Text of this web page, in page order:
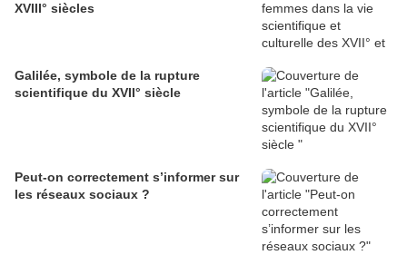
XVIII° siècles
Galilée, symbole de la rupture
scientifique du XVII° siècle
Peut-on correctement s’informer sur
les réseaux sociaux ?